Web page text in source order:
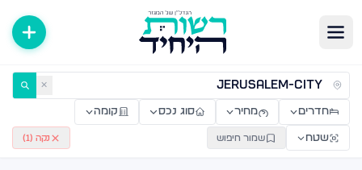
דירות למכירה ולהשכרה — רשות היחיד ✕
חדרים מחיר סוג נכס קומה
שטח שמור חיפוש נקה ( 1
)